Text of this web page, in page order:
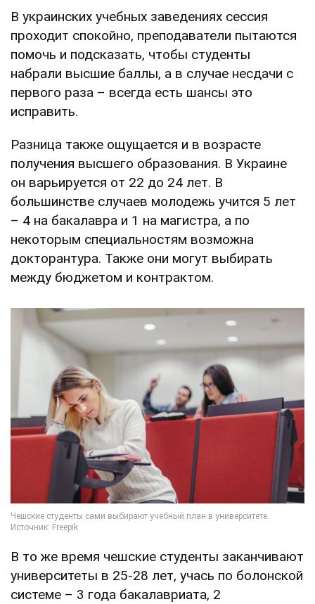
В украинских учебных заведениях сессия
проходит спокойно, преподаватели пытаются
помочь и подсказать, чтобы студенты
набрали высшие баллы, а в случае несдачи с
первого раза – всегда есть шансы это
исправить.
Разница также ощущается и в возрасте
получения высшего образования. В Украине
он варьируется от 22 до 24 лет. В
большинстве случаев молодежь учится 5 лет
– 4 на бакалавра и 1 на магистра, а по
некоторым специальностям возможна
докторантура. Также они могут выбирать
между бюджетом и контрактом.
В то же время чешские студенты заканчивают
университеты в 25-28 лет, учась по болонской
системе – 3 года бакалавриата, 2